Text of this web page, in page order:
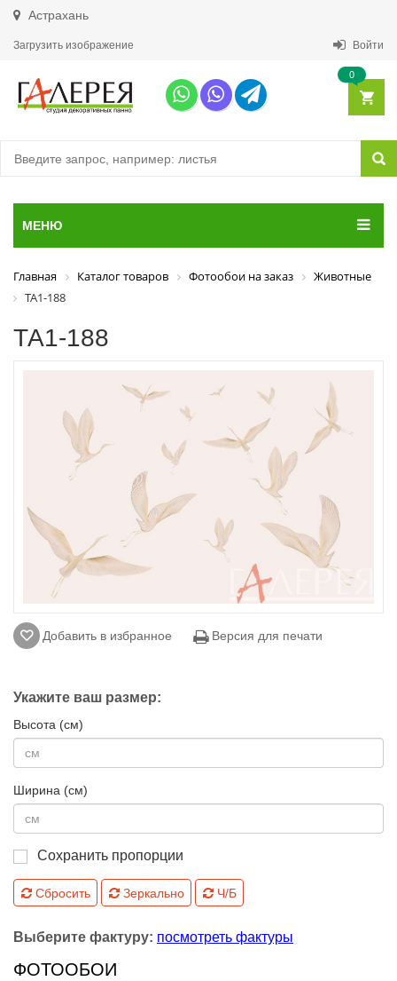
Астрахань
Загрузить изображение Войти
0
МЕНЮ
Главная Каталог товаров Фотообои на заказ
Животные
ТА1-188
ТА1-188
Добавить в избранное Версия для печати
Укажите ваш размер:
Высота (см)
Ширина (см)
Сохранить пропорции
Сбросить Зеркально Ч/Б
Выберите фактуру: посмотреть фактуры
ФОТООБОИ